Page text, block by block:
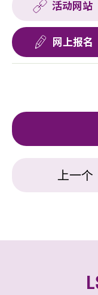
活动网站
网上报名
上一个